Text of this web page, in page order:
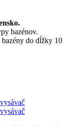
bazénov.
do dĺžky 10